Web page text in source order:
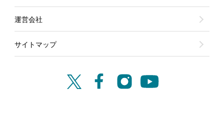
運営会社
サイトマップ